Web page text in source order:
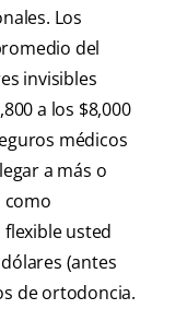
Los
del
invisibles
a los $8,000
médicos
a más o
como
usted
(antes
de ortodoncia.